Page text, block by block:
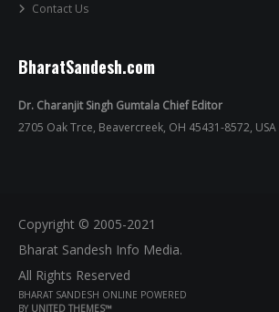
Contact Us
BharatSandesh.com
Dr. Charanjit Singh Gumtala Chief Editor
2705 Oak Trce, Beavercreek, OH 45431-8572,
Copyright © 2005-2021
Bharat Sandesh Info Media.
All Rights Reserved
BHARAT SANDESH ONLINE POWERED
BY UNITED THEMES™